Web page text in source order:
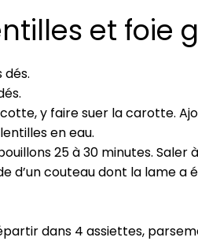
et foie
y faire suer la carotte.
en eau.
25 à 30 minutes. Saler
d’un couteau dont la lame
dans 4 assiettes,